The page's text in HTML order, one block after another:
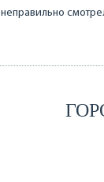
неправильно